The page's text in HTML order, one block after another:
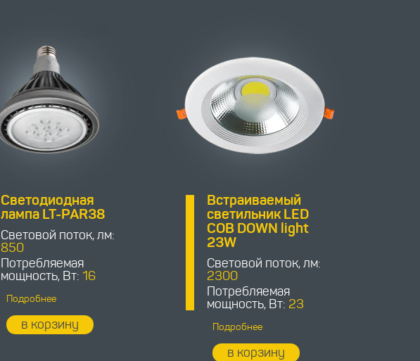
Светодиодная
лампа LT-PAR38
Световой поток, лм:
850
Потребляемая
мощность, Вт:16
Подробнее
в корзину
Встраиваемый
светильник LED
COB DOWN light
23W
Световой поток, лм:
2300
Потребляемая
мощность, Вт: 23
Подробнее
в корзину